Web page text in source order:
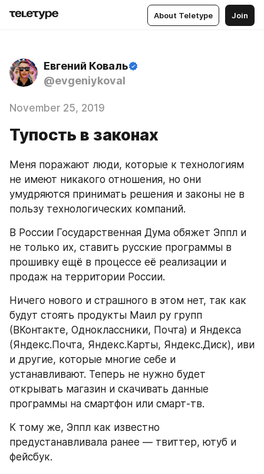
About Teletype Join
Евгений Коваль
@evgeniykoval
November 25, 2019
Тупость в законах
Меня поражают люди, которые к технологиям
не имеют никакого отношения, но они
умудряются принимать решения и законы не в
пользу технологических компаний.
В России Государственная Дума обяжет Эппл и
не только их, ставить русские программы в
прошивку ещё в процессе её реализации и
продаж на территории России.
Ничего нового и страшного в этом нет, так как
будут стоять продукты Маил ру групп
(ВКонтакте, Одноклассники, Почта) и Яндекса
(Яндекс.Почта, Яндекс.Карты, Яндекс.Диск), иви
и другие, которые многие себе и
устанавливают. Теперь не нужно будет
открывать магазин и скачивать данные
программы на смартфон или смарт-тв.
К тому же, Эппл как известно
предустанавливала ранее — твиттер, ютуб и
фейсбук.